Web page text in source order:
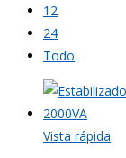
12
24
Todo
Vista rápida